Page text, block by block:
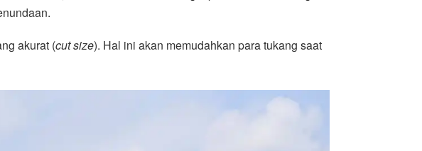
akurat (cut size). Hal ini akan memudahkan para tukang saat